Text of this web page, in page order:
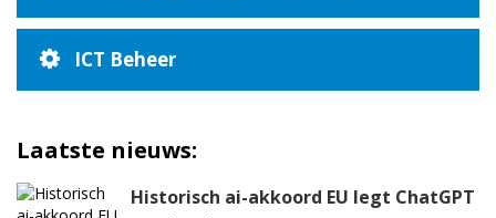
ICT Beheer
Laatste nieuws:
Historisch ai-akkoord EU legt ChatGPT